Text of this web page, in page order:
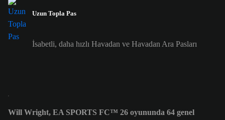
Uzun Topla Pas
İsabetli, daha hızlı Havadan ve Havadan Ara Pasları
Will Wright, EA SPORTS FC™ 26 oyununda 64 genel